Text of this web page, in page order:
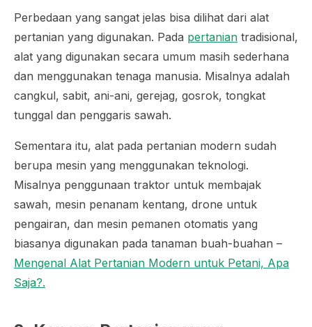
Perbedaan yang sangat jelas bisa dilihat dari alat
pertanian yang digunakan. Pada pertanian tradisional,
alat yang digunakan secara umum masih sederhana
dan menggunakan tenaga manusia. Misalnya adalah
cangkul, sabit, ani-ani, gerejag, gosrok, tongkat
tunggal dan penggaris sawah.
Sementara itu, alat pada pertanian modern sudah
berupa mesin yang menggunakan teknologi.
Misalnya penggunaan traktor untuk membajak
sawah, mesin penanam kentang, drone untuk
pengairan, dan mesin pemanen otomatis yang
biasanya digunakan pada tanaman buah-buahan –
Mengenal Alat Pertanian Modern untuk Petani, Apa
Saja?.